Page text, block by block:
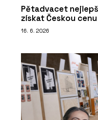
Pětadvacet
získat Českou
16. 6. 2026